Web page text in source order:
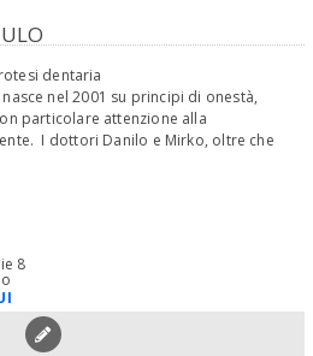
dentaria
nel 2001 su principi di onestà,
particolare attenzione alla
I dottori Danilo e Mirko, oltre che
8